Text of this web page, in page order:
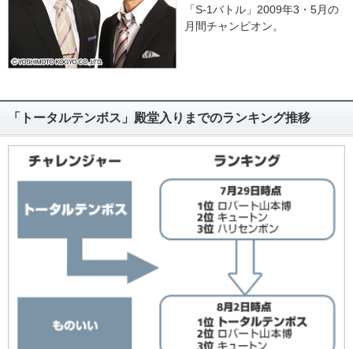
「S-1バトル」2009年3・5月の
月間チャンピオン。
「トータルテンボス」殿堂入りまでのランキング推移